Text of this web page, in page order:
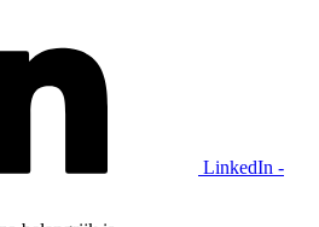
LinkedIn -